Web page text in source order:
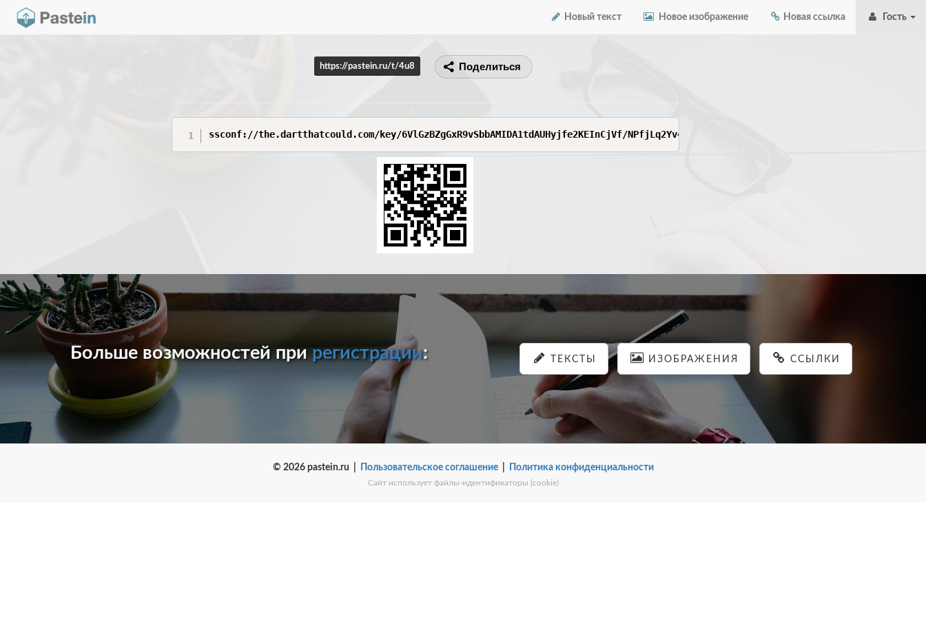
Новый текст Новое изображение Новая ссылка Гость
https://pastein.ru/t/4u8 Поделиться
ssconf://the.dartthatcould.com/key/6VlGzBZgGxR9vSbbAMIDA1tdAUHyjfe2KEInCjVf/NPfjLq2Yv4dCOOJ/8O/l/QfzKPrKcNWhDdHnD/
Больше возможностей прирегистрации: ТЕКСТЫ ИЗОБРАЖЕНИЯ ССЫЛКИ
© 2026 pastein.ru | Пользовательское соглашение| Политика конфиденциальности
Сайт использует файлы-идентификаторы (cookie)